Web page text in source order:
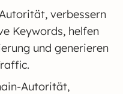
verbessern
Keywords, helfen
und generieren
Autorität,